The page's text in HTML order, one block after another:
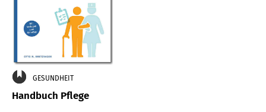
GESUNDHEIT
Handbuch Pflege